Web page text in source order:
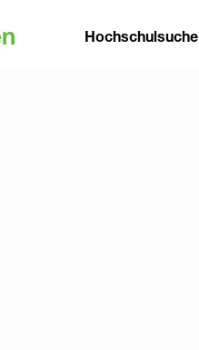
Main
Hochschulsuche